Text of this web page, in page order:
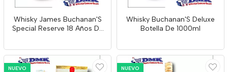
Whisky James Buchanan'S
Special Reserve 18 Años De
Whisky Buchanan'S Deluxe
Botella De 1000ml
NUEVO NUEVO